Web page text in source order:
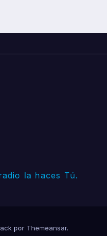
la haces Tú.
por Themeansar.